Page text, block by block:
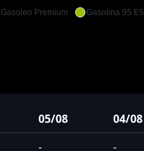
Gasoleo Premium Gasolina 95 E5
05/08 04/08
- -